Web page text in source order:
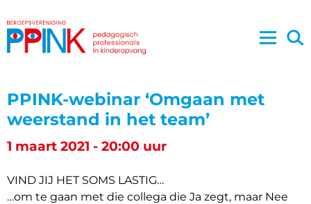
PPINK-webinar ‘Omgaan met
weerstand in het team’
1 maart 2021 - 20:00 uur
VIND JIJ HET SOMS LASTIG…
…om te gaan met die collega die Ja zegt, maar Nee